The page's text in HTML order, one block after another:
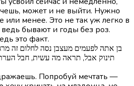
может и не выйти. Нужно
или менее. Это не так уж легко в
бывают и годы без роз.
это факт.
בן אתה לפעמים מעצבן נסה לחלום זה
תינוק אבל, תראה מה עשית, חבל
Попробуй мечтать —